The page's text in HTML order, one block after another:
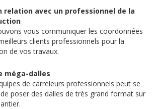
relation avec un professionnel de la
vous communiquer les coordonnées
clients professionnels pour la
de vos travaux.
méga-dalles
de carreleurs professionnels peut se
poser des dalles de très grand format sur